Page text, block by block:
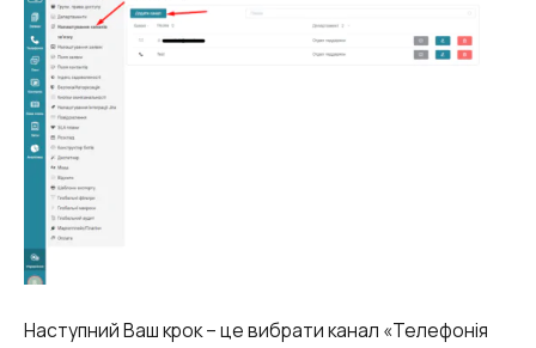
Автоінформатор
Інтерактивне голосове меню – IVR
Додаткові послуги
SIP Trunk
Наступний Ваш крок – це вибрати канал «Телефонія